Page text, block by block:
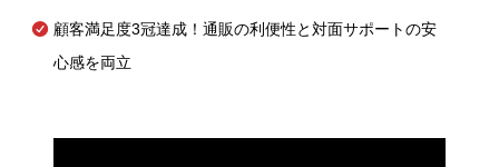
顧客満足度3冠達成！通販の利便性と対面サポートの安
心感を両立